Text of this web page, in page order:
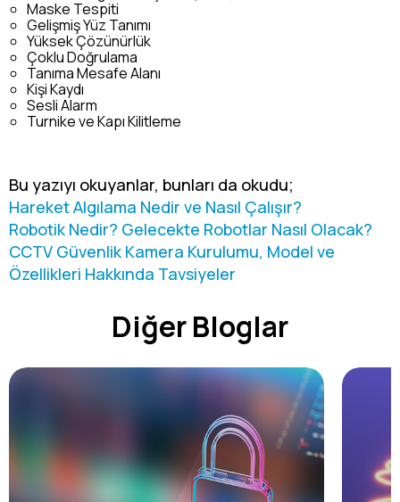
Maske Tespiti
Gelişmiş Yüz Tanımı
Yüksek Çözünürlük
Çoklu Doğrulama
Tanıma Mesafe Alanı
Kişi Kaydı
Sesli Alarm
Turnike ve Kapı Kilitleme
Bu yazıyı okuyanlar, bunları da okudu;
Hareket Algılama Nedir ve Nasıl Çalışır?
Robotik Nedir? Gelecekte Robotlar Nasıl Olacak?
CCTV Güvenlik Kamera Kurulumu, Model ve
Özellikleri Hakkında Tavsiyeler
Diğer Bloglar